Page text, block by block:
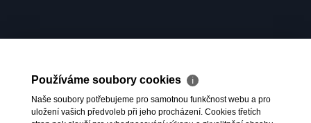
Používáme soubory cookies ℹ
Naše soubory potřebujeme pro samotnou funkčnost webu a pro
uložení vašich předvoleb při jeho procházení. Cookies třetích